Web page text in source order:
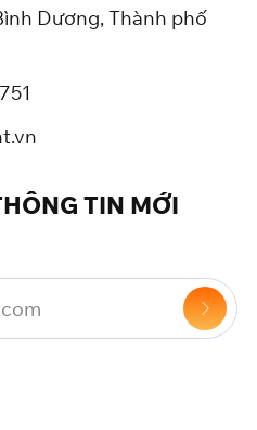
Dương, Thành phố
TIN MỚI